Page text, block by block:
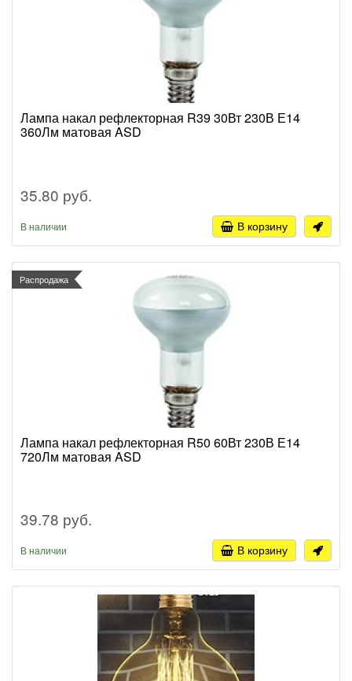
Лампа накал рефлекторная R39 30Вт 230В Е14
360Лм матовая ASD
35.80 руб.
В наличии В корзину
Распродажа
Лампа накал рефлекторная R50 60Вт 230В Е14
720Лм матовая ASD
39.78 руб.
В наличии В корзину